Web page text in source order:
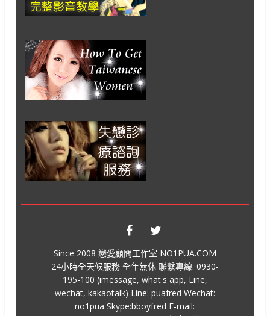
Since 2008 戀愛顧問工作室 NO1PUA.COM
24小時全天候服務 全年無休 聯繫專線: 0930-
195-100 (imessage, what's app, Line,
wechat, kakaotalk) Line: puafred Wechat:
no1pua Skype:bboyfred E-mail: